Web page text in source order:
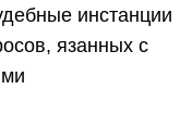
инстанции
язанных с